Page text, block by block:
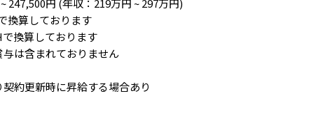
247,500円 (年収：219万円 ~ 297万円)
換算しております
換算しております
は含まれておりません
約更新時に昇給する場合あり